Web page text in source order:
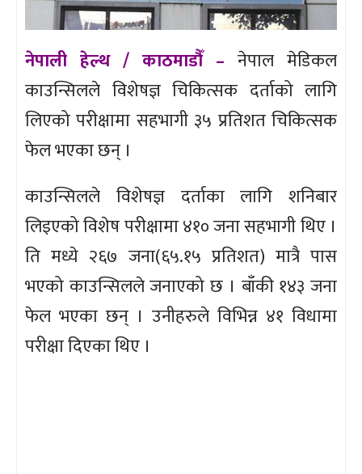
नेपाली हेल्थ / काठमाडौँ – नेपाल मेडिकल
काउन्सिलले विशेषज्ञ चिकित्सक दर्ताको लागि
लिएको परीक्षामा सहभागी ३५ प्रतिशत चिकित्सक
फेल भएका छन् ।
काउन्सिलले विशेषज्ञ दर्ताका लागि शनिबार
लिइएको विशेष परीक्षामा ४१० जना सहभागी थिए ।
ति मध्ये २६७ जना(६५.१५ प्रतिशत) मात्रै पास
भएको काउन्सिलले जनाएको छ । बाँकी १४३ जना
फेल भएका छन् । उनीहरुले विभिन्न ४१ विधामा
परीक्षा दिएका थिए ।